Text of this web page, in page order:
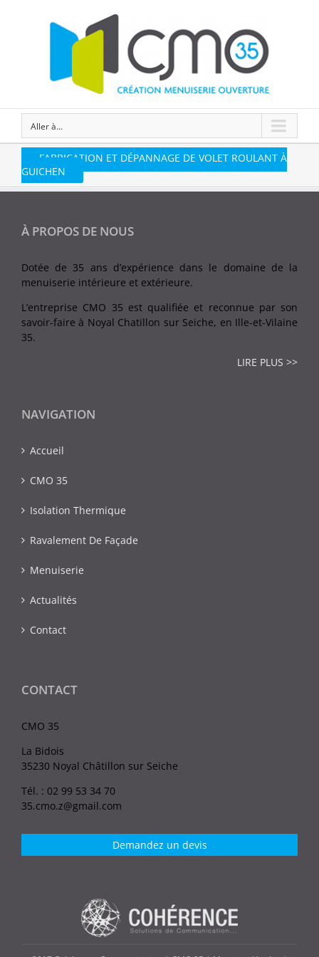
Aller à...
FABRICATION ET DÉPANNAGE DE VOLET ROULANT À
GUICHEN
À PROPOS DE NOUS
Dotée de 35 ans d’expérience dans le domaine de la
menuiserie intérieure et extérieure.
L’entreprise CMO 35 est qualifiée et reconnue par son
savoir-faire à Noyal Chatillon sur Seiche, en Ille-et-Vilaine
35.
LIRE PLUS >>
NAVIGATION
Accueil
CMO 35
Isolation Thermique
Ravalement De Façade
Menuiserie
Actualités
Contact
CONTACT
CMO 35
La Bidois
35230 Noyal Châtillon sur Seiche
Tél. : 02 99 53 34 70
35.cmo.z@gmail.com
Demandez un devis